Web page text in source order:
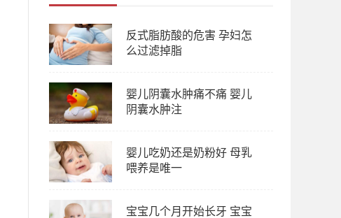
反式脂肪酸的危害 孕妇怎
么过滤掉脂
婴儿阴囊水肿痛不痛 婴儿
阴囊水肿注
婴儿吃奶还是奶粉好 母乳
喂养是唯一
宝宝几个月开始长牙 宝宝